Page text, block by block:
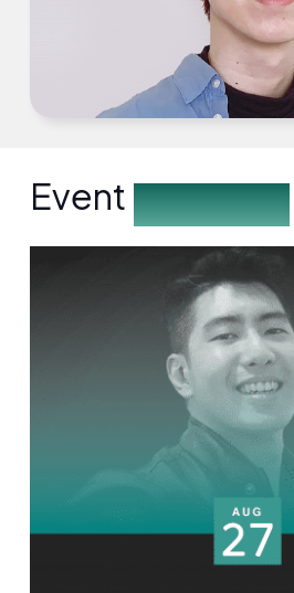
Event Description